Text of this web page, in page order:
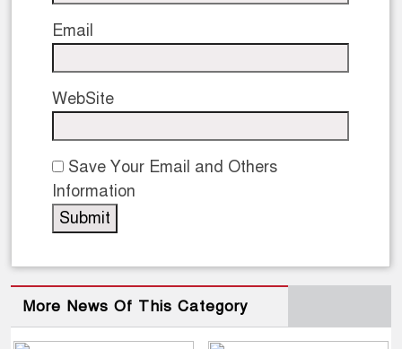
Email
WebSite
Save Your Email and Others
Information
More News Of This Category